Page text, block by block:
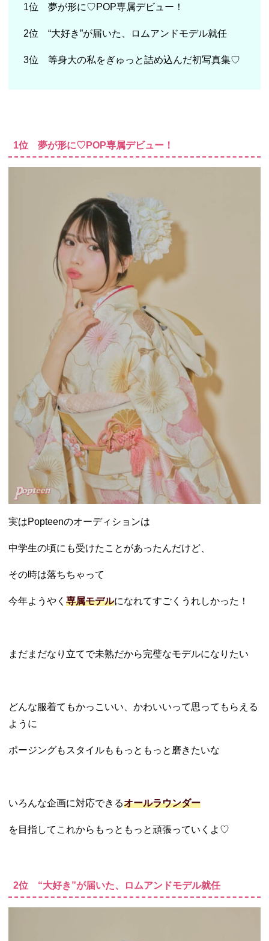
1位 夢が形に♡POP専属デビュー！
2位 “大好き”が届いた、ロムアンドモデル就任
3位 等身大の私をぎゅっと詰め込んだ初写真集♡
1位 夢が形に♡POP専属デビュー！
実はPopteenのオーディションは
中学生の頃にも受けたことがあったんだけど、
その時は落ちちゃって
今年ようやく 専属モデルになれてすごくうれしかった！
まだまだなり立てで未熟だから完璧なモデルになりたい
どんな服着てもかっこいい、かわいいって思ってもらえる
ように
ポージングもスタイルももっともっと磨きたいな
いろんな企画に対応できるオールラウンダー
を目指してこれからもっともっと頑張っていくよ♡
2位 “大好き”が届いた、ロムアンドモデル就任